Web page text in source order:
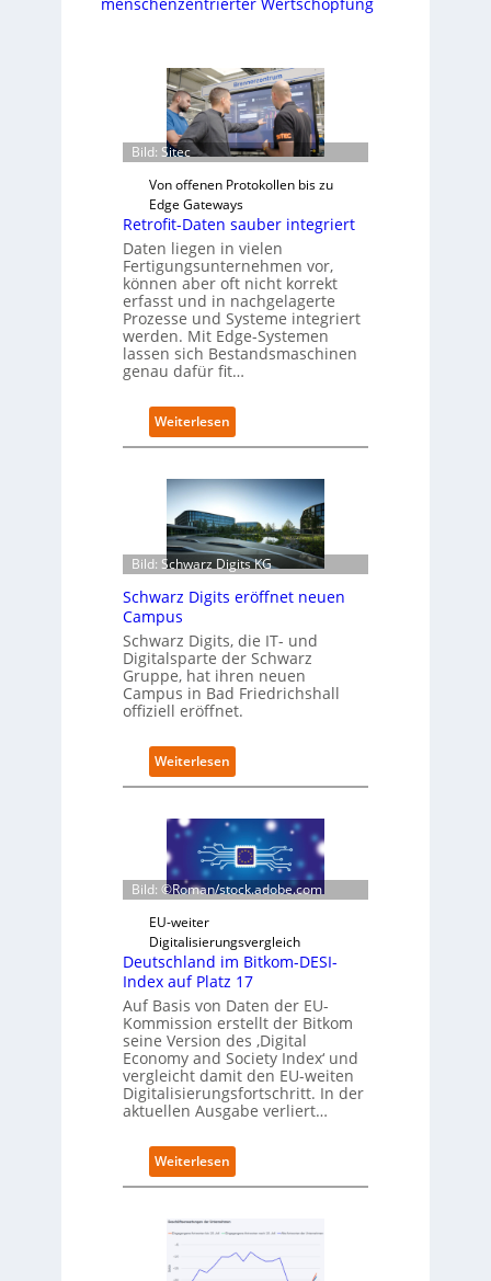
Bild: Sitec
Von offenen Protokollen bis zu
Edge Gateways
Retrofit-Daten sauber integriert
Daten liegen in vielen
Fertigungsunternehmen vor,
können aber oft nicht korrekt
erfasst und in nachgelagerte
Prozesse und Systeme integriert
werden. Mit Edge-Systemen
lassen sich Bestandsmaschinen
genau dafür fit…
Weiterlesen:
R
t
r
o
f
i
t
-
a
t
e
n
s
u
b
r
i
n
t
e
i
e
r
t
Bild: Schwarz Digits KG
Schwarz Digits eröffnet neuen
Campus
Schwarz Digits, die IT- und
Digitalsparte der Schwarz
Gruppe, hat ihren neuen
Campus in Bad Friedrichshall
offiziell eröffnet.
Weiterlesen:
S
h
a
r
z
i
g
i
t
s
e
r
ö
f
f
e
t
n
u
e
Bild: ©Roman/stock.adobe.com
EU-weiter
Digitalisierungsvergleich
Deutschland im Bitkom-DESI-
Index auf Platz 17
Auf Basis von Daten der EU-
Kommission erstellt der Bitkom
seine Version des ‚Digital
Economy and Society Index‘ und
vergleicht damit den EU-weiten
Digitalisierungsfortschritt. In der
aktuellen Ausgabe verliert…
Weiterlesen:
D
u
t
s